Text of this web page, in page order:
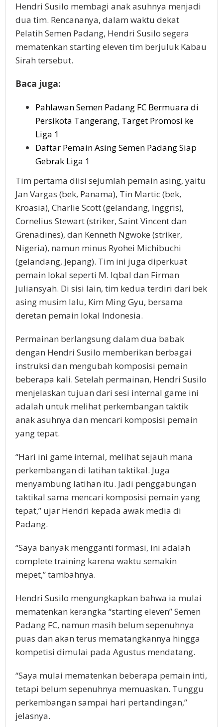
Hendri Susilo membagi anak asuhnya menjadi
dua tim. Rencananya, dalam waktu dekat
Pelatih Semen Padang, Hendri Susilo segera
mematenkan starting eleven tim berjuluk Kabau
Sirah tersebut.
Baca juga:
Pahlawan Semen Padang FC Bermuara di
Persikota Tangerang, Target Promosi ke
Liga 1
Daftar Pemain Asing Semen Padang Siap
Gebrak Liga 1
Tim pertama diisi sejumlah pemain asing, yaitu
Jan Vargas (bek, Panama), Tin Martic (bek,
Kroasia), Charlie Scott (gelandang, Inggris),
Cornelius Stewart (striker, Saint Vincent dan
Grenadines), dan Kenneth Ngwoke (striker,
Nigeria), namun minus Ryohei Michibuchi
(gelandang, Jepang). Tim ini juga diperkuat
pemain lokal seperti M. Iqbal dan Firman
Juliansyah. Di sisi lain, tim kedua terdiri dari bek
asing musim lalu, Kim Ming Gyu, bersama
deretan pemain lokal Indonesia.
Permainan berlangsung dalam dua babak
dengan Hendri Susilo memberikan berbagai
instruksi dan mengubah komposisi pemain
beberapa kali. Setelah permainan, Hendri Susilo
menjelaskan tujuan dari sesi internal game ini
adalah untuk melihat perkembangan taktik
anak asuhnya dan mencari komposisi pemain
yang tepat.
“Hari ini game internal, melihat sejauh mana
perkembangan di latihan taktikal. Juga
menyambung latihan itu. Jadi penggabungan
taktikal sama mencari komposisi pemain yang
tepat,” ujar Hendri kepada awak media di
Padang.
“Saya banyak mengganti formasi, ini adalah
complete training karena waktu semakin
mepet,” tambahnya.
Hendri Susilo mengungkapkan bahwa ia mulai
mematenkan kerangka “starting eleven” Semen
Padang FC, namun masih belum sepenuhnya
puas dan akan terus mematangkannya hingga
kompetisi dimulai pada Agustus mendatang.
“Saya mulai mematenkan beberapa pemain inti,
tetapi belum sepenuhnya memuaskan. Tunggu
perkembangan sampai hari pertandingan,”
jelasnya.